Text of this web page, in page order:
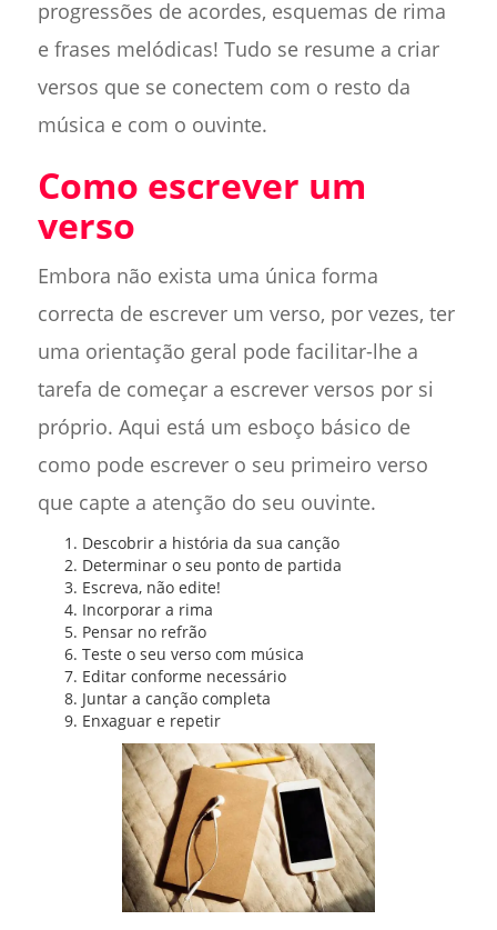
progressões de acordes, esquemas de rima
e frases melódicas! Tudo se resume a criar
versos que se conectem com o resto da
música e com o ouvinte.
Como escrever um
verso
Embora não exista uma única forma
correcta de escrever um verso, por vezes, ter
uma orientação geral pode facilitar-lhe a
tarefa de começar a escrever versos por si
próprio. Aqui está um esboço básico de
como pode escrever o seu primeiro verso
que capte a atenção do seu ouvinte.
Descobrir a história da sua canção
Determinar o seu ponto de partida
Escreva, não edite!
Incorporar a rima
Pensar no refrão
Teste o seu verso com música
Editar conforme necessário
Juntar a canção completa
Enxaguar e repetir